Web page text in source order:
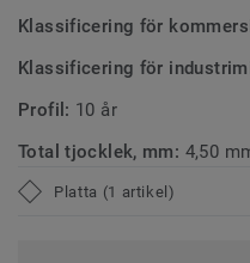
Klassificering för
Klassificering för
Profil: 10 år
Total tjocklek, mm: 4,50
Platta (1 artikel)